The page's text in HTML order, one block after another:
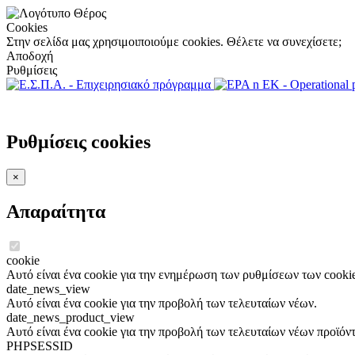
Cookies
Στην σελίδα μας χρησιμοιποιούμε cookies. Θέλετε να συνεχίσετε;
Αποδοχή
Ρυθμίσεις
Ρυθμίσεις cookies
×
Απαραίτητα
cookie
Αυτό είναι ένα cookie για την ενημέρωση των ρυθμίσεων των
date_news_view
Αυτό είναι ένα cookie για την προβολή των τελευταίων νέων.
date_news_product_view
Αυτό είναι ένα cookie για την προβολή των τελευταίων νέων
PHPSESSID